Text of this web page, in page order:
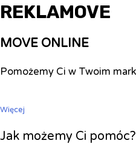
REKLAMOVE
MOVE ONLINE
Pomożemy Ci w Twoim
Więcej
Jak możemy Ci pomóc?